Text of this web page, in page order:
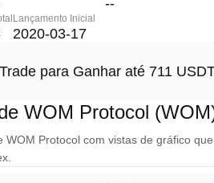
--
Lançamento Inicial
2020-03-17
para Ganhar até 711
WOM Protocol
Protocol com vistas de gráfico